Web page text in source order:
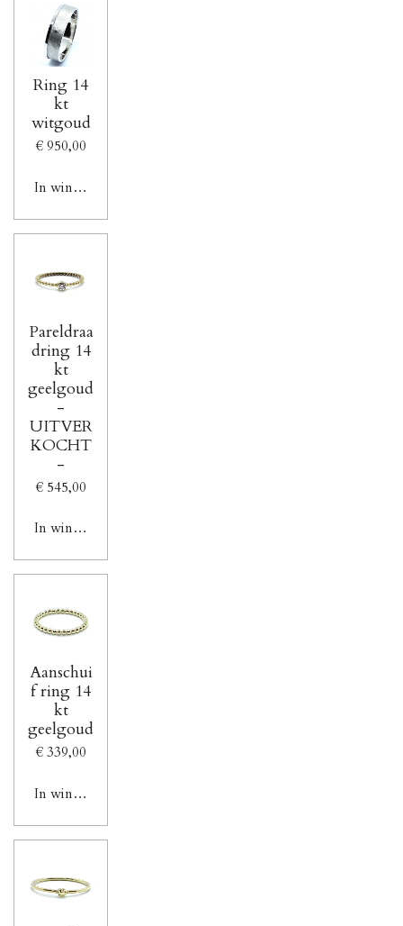
Ring 14
kt
witgoud
€ 950,00
In winkelwagen
Pareldraa
dring 14
kt
geelgoud
-
UITVER
KOCHT
-
€ 545,00
In winkelwagen
Aanschui
f ring 14
kt
geelgoud
€ 339,00
In winkelwagen